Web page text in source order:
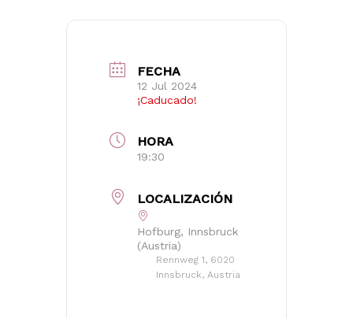
FECHA
12 Jul 2024
¡Caducado!
HORA
19:30
LOCALIZACIÓN
Hofburg, Innsbruck
(Austria)
Rennweg 1, 6020
Innsbruck, Austria